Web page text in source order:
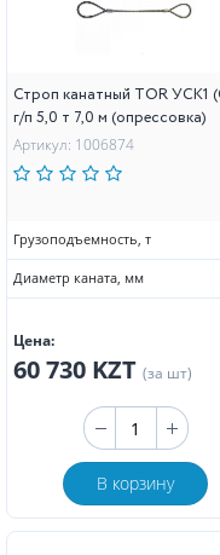
Строп канатный TOR УСК1
г/п 5,0 т 7,0 м (опрессовка)
Артикул: 1006874
Грузоподъемность, т
Диаметр каната, мм
Цена:
60 730 KZT (за шт)
В корзину